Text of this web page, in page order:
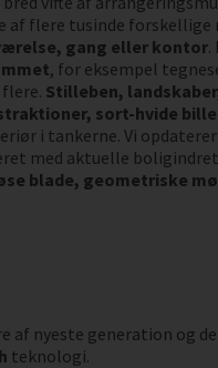
flere tusinde forskellige
gang eller kontor.
, for eksempel
Stilleben,
sort-hvide
i tankerne. Vi opdaterer
med aktuelle
blade, geometriske
af nyeste generation og
teknologi.